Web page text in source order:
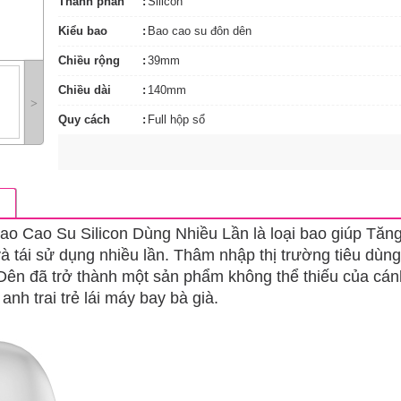
˃
Kiểu bao Bao cao su đôn dên
Chiều rộng 39mm
Chiều dài 140mm
Quy cách Full hộp sổ
Cao Su Silicon Dùng Nhiều Lần là loại bao giúp
tái sử dụng nhiều lần. Thâm nhập thị trường tiêu
đã trở thành một sản phẩm không thể thiếu của
trai trẻ lái máy bay bà già.